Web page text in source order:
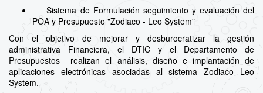
Sistema de Formulación seguimiento y evaluación del
POA y Presupuesto "Zodiaco - Leo System"
Con el objetivo de mejorar y desburocratizar la gestión
administrativa Financiera, el DTIC y el Departamento de
Presupuestos realizan el análisis, diseño e implantación de
aplicaciones electrónicas asociadas al sistema Zodiaco Leo
System.